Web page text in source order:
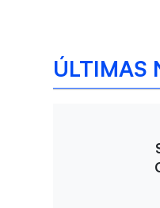
ÚLTIMAS